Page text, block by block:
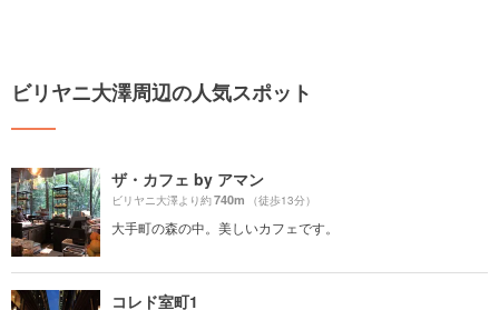
ビリヤニ大澤周辺の人気スポット
ザ・カフェ by アマン
ビリヤニ大澤より約740m （徒歩13分）
大手町の森の中。美しいカフェです。
コレド室町1